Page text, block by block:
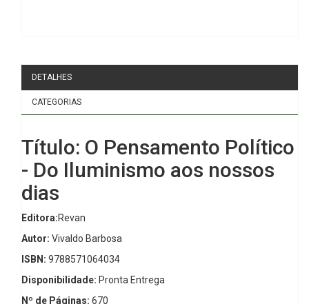
DETALHES
CATEGORIAS
Título: O Pensamento Político
- Do Iluminismo aos nossos
dias
Editora:Revan
Autor: Vivaldo Barbosa
ISBN: 9788571064034
Disponibilidade: Pronta Entrega
Nº de Páginas: 670